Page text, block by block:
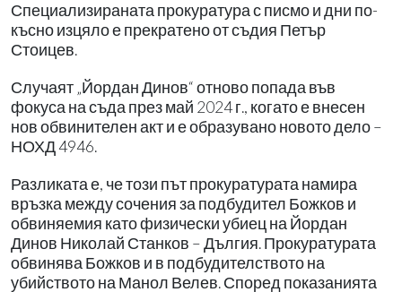
Специализираната прокуратура с писмо и дни по-
късно изцяло е прекратено от съдия Петър
Стоицев.
Случаят „Йордан Динов“ отново попада във
фокуса на съда през май 2024 г., когато е внесен
нов обвинителен акт и е образувано новото дело –
НОХД 4946.
Разликата е, че този път прокуратурата намира
връзка между сочения за подбудител Божков и
обвиняемия като физически убиец на Йордан
Динов Николай Станков – Дългия. Прокуратурата
обвинява Божков и в подбудителството на
убийството на Манол Велев. Според показанията